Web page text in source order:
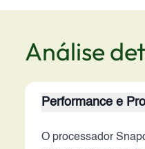
Análise
Performance e
O processador